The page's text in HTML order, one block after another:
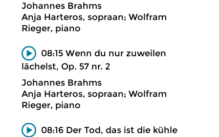
Johannes Brahms
Anja Harteros, sopraan; Wolfram
Rieger, piano
08:15 Wenn du nur zuweilen
lächelst, Op. 57 nr. 2
Johannes Brahms
Anja Harteros, sopraan; Wolfram
Rieger, piano
08:16 Der Tod, das ist die kühle